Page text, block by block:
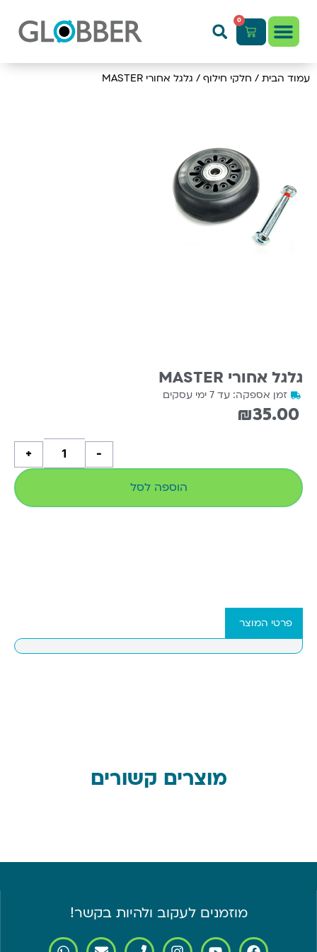
0
עמוד הבית / חלקי חילוף / גלגל אחורי MASTER
גלגל אחורי MASTER
זמן אספקה: עד 7 ימי עסקים
₪35.00
-
+
הוספה לסל
פרטי המוצר
מוצרים קשורים
מוזמנים לעקוב ולהיות בקשר!